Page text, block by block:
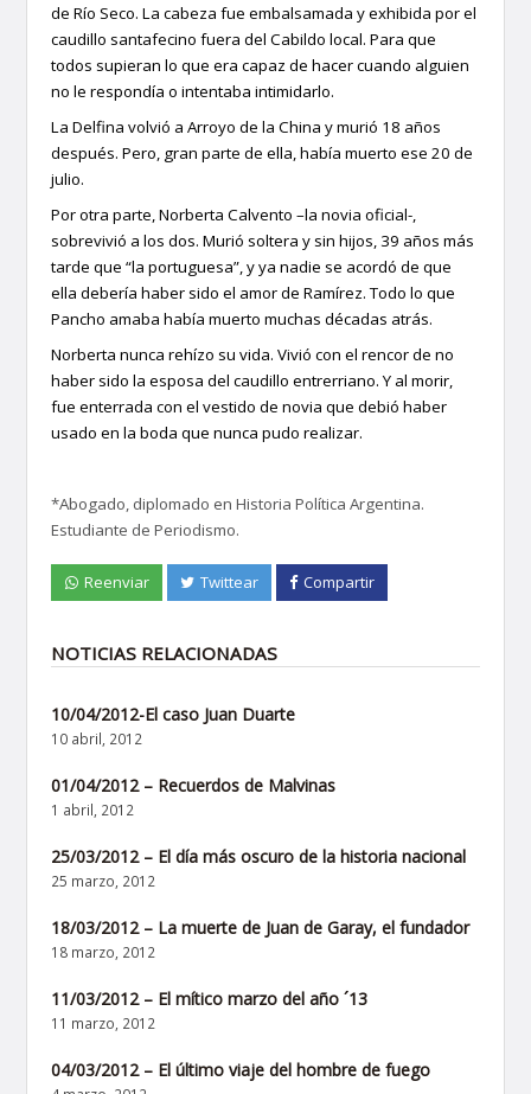
de Río Seco. La cabeza fue embalsamada y exhibida por el
caudillo santafecino fuera del Cabildo local. Para que
todos supieran lo que era capaz de hacer cuando alguien
no le respondía o intentaba intimidarlo.
La Delfina volvió a Arroyo de la China y murió 18 años
después. Pero, gran parte de ella, había muerto ese 20 de
julio.
Por otra parte, Norberta Calvento –la novia oficial-,
sobrevivió a los dos. Murió soltera y sin hijos, 39 años más
tarde que “la portuguesa”, y ya nadie se acordó de que
ella debería haber sido el amor de Ramírez. Todo lo que
Pancho amaba había muerto muchas décadas atrás.
Norberta nunca rehízo su vida. Vivió con el rencor de no
haber sido la esposa del caudillo entrerriano. Y al morir,
fue enterrada con el vestido de novia que debió haber
usado en la boda que nunca pudo realizar.
*Abogado, diplomado en Historia Política Argentina.
Estudiante de Periodismo.
Reenviar Twittear Compartir
NOTICIAS RELACIONADAS
10/04/2012-El caso Juan Duarte
10 abril, 2012
01/04/2012 – Recuerdos de Malvinas
1 abril, 2012
25/03/2012 – El día más oscuro de la historia nacional
25 marzo, 2012
18/03/2012 – La muerte de Juan de Garay, el fundador
18 marzo, 2012
11/03/2012 – El mítico marzo del año ´13
11 marzo, 2012
04/03/2012 – El último viaje del hombre de fuego